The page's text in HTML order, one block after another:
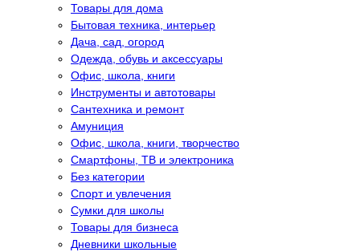
Товары для дома
Бытовая техника, интерьер
Дача, сад, огород
Одежда, обувь и аксессуары
Офис, школа, книги
Инструменты и автотовары
Сантехника и ремонт
Амуниция
Офис, школа, книги, творчество
Смартфоны, ТВ и электроника
Без категории
Спорт и увлечения
Сумки для школы
Товары для бизнеса
Дневники школьные